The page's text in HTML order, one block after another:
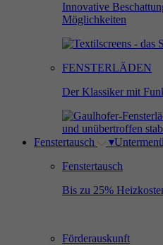
Innovative
Möglichkeiten
FENSTERLÄDEN
Der Klassiker mit
Fenstertausch ▾
Fenstertausch
Bis zu 25%
Förderauskunft